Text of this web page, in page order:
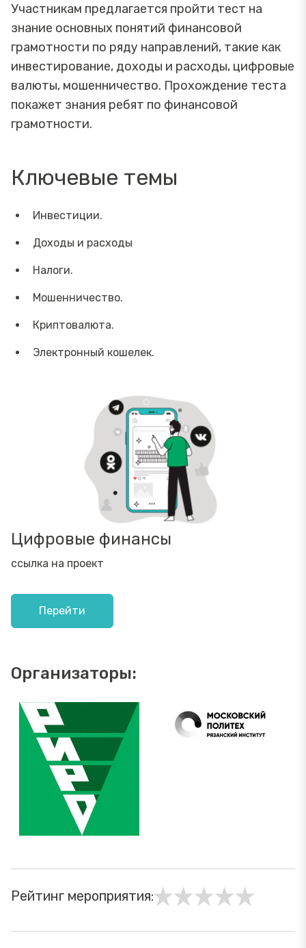
Участникам предлагается пройти тест на
знание основных понятий финансовой
грамотности по ряду направлений, такие как
инвестирование, доходы и расходы, цифровые
валюты, мошенничество. Прохождение теста
покажет знания ребят по финансовой
грамотности.
Ключевые темы
Инвестиции.
Доходы и расходы
Налоги.
Мошенничество.
Криптовалюта.
Электронный кошелек.
Цифровые финансы
ссылка на проект
Перейти
Организаторы:
Рейтинг мероприятия: